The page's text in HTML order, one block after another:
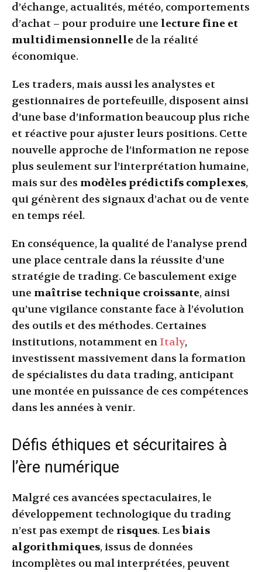
d’échange, actualités, météo, comportements
d’achat – pour produire une lecture fine et
multidimensionnelle de la réalité
économique.
Les traders, mais aussi les analystes et
gestionnaires de portefeuille, disposent ainsi
d’une base d’information beaucoup plus riche
et réactive pour ajuster leurs positions. Cette
nouvelle approche de l’information ne repose
plus seulement sur l’interprétation humaine,
mais sur des modèles prédictifs complexes,
qui génèrent des signaux d’achat ou de vente
en temps réel.
En conséquence, la qualité de l’analyse prend
une place centrale dans la réussite d’une
stratégie de trading. Ce basculement exige
une maîtrise technique croissante, ainsi
qu’une vigilance constante face à l’évolution
des outils et des méthodes. Certaines
institutions, notamment en Italy,
investissent massivement dans la formation
de spécialistes du data trading, anticipant
une montée en puissance de ces compétences
dans les années à venir.
Défis éthiques et sécuritaires à
l’ère numérique
Malgré ces avancées spectaculaires, le
développement technologique du trading
n’est pas exempt de risques. Lesbiais
algorithmiques, issus de données
incomplètes ou mal interprétées, peuvent